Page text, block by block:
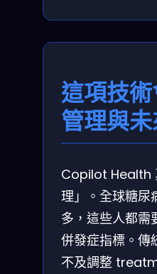
這項技
管理與
Copilot Health
理」。全球糖尿
多，這些人都需
併發症指標。傳
不及調整